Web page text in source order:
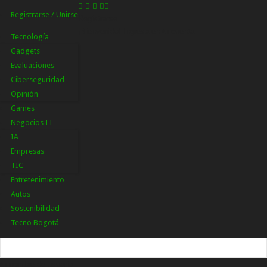
Registrarse / Unirse
Tecnología
Gadgets
Evaluaciones
Ciberseguridad
Opinión
Games
Negocios IT
IA
Empresas
TIC
Entretenimiento
Autos
Sostenibilidad
Tecno Bogotá